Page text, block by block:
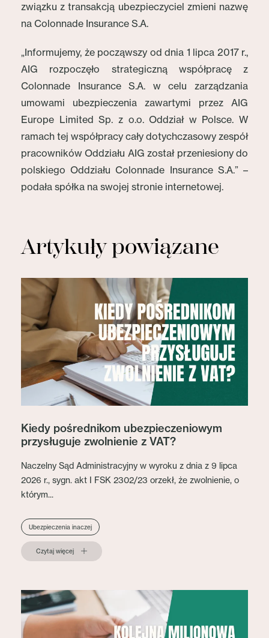
związku z transakcją ubezpieczyciel zmieni nazwę
na Colonnade Insurance S.A.
„Informujemy, że począwszy od dnia 1 lipca 2017 r.,
AIG rozpoczęło strategiczną współpracę z
Colonnade Insurance S.A. w celu zarządzania
umowami ubezpieczenia zawartymi przez AIG
Europe Limited Sp. z o.o. Oddział w Polsce. W
ramach tej współpracy cały dotychczasowy zespół
pracowników Oddziału AIG został przeniesiony do
polskiego Oddziału Colonnade Insurance S.A.” –
podała spółka na swojej stronie internetowej.
Artykuły powiązane
Kiedy pośrednikom ubezpieczeniowym
przysługuje zwolnienie z VAT?
Naczelny Sąd Administracyjny w wyroku z dnia z 9 lipca
2026 r., sygn. akt I FSK 2302/23 orzekł, że zwolnienie, o
którym...
Ubezpieczenia inaczej
Czytaj więcej